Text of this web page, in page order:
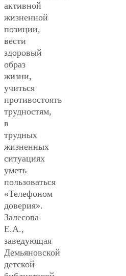
активной
жизненной
позиции,
вести
здоровый
образ
жизни,
учиться
противостоять
трудностям,
в
трудных
жизненных
ситуациях
уметь
пользоваться
«Телефоном
доверия».
Залесова
Е.А.,
заведующая
Демьяновской
детской